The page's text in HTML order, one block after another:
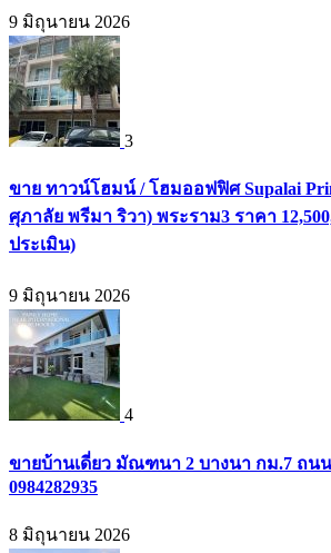
9 มิถุนายน 2026
3
ขาย ทาวน์โฮมน์ / โฮมออฟฟิศ Supalai
ศุภาลัย พรีมา ริวา) พระราม3 ราคา
ประเมิน)
9 มิถุนายน 2026
4
ขายบ้านเดี่ยว มัณฑนา 2 บางนา กม.7 ถน
0984282935
8 มิถุนายน 2026